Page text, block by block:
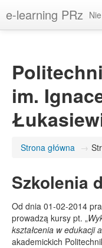
e-learning PRz
im.
Strona główna →
Szkolenia
Od dnia 01-02-2014
prowadzą kursy pt. „
kształcenia w edukacji
akademickich